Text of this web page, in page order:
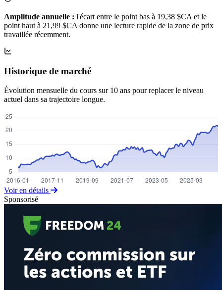
Amplitude annuelle : l'écart entre le point bas à 19,38 $CA et le
point haut à 21,99 $CA donne une lecture rapide de la zone de prix
travaillée récemment.
Historique de marché
Évolution mensuelle du cours sur 10 ans pour replacer le niveau
actuel dans sa trajectoire longue.
Voir en détails
Sponsorisé